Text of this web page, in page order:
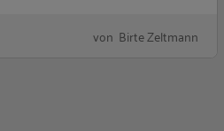
von Birte Zeltmann